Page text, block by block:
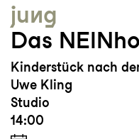
jung
Das
Kinderstück nach
Uwe Kling
Studio
14:00